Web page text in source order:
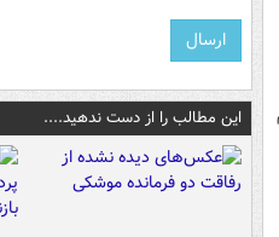
این مطالب را از دست ندهید....